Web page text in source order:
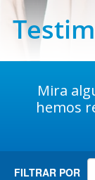
Mira
hemos
FILTRAR POR